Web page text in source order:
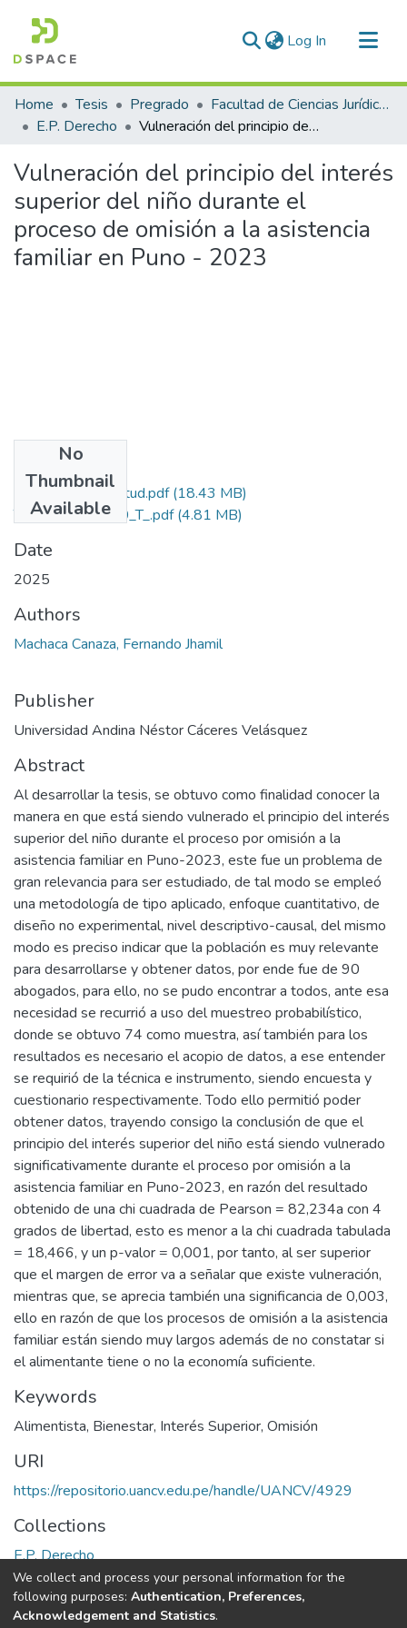
Log In (current)
Communities & Collections
All of DSpace
Home Tesis Pregrado
Facultad de Ciencias Jurídicas y Políticas
E.P. Derecho
Vulneración del principio del interés superior del niño durante el proceso de omisión a la asistencia familiar en Puno - 2023
Vulneración del principio del interés
superior del niño durante el
proceso de omisión a la asistencia
familiar en Puno - 2023
No
Thumbnail
Available
Grado de Similitud.pdf(18.43 MB)
T036_73619880_T_.pdf(4.81 MB)
Date
2025
Authors
Machaca Canaza, Fernando Jhamil
Publisher
Universidad Andina Néstor Cáceres Velásquez
Abstract
Al desarrollar la tesis, se obtuvo como finalidad conocer la
manera en que está siendo vulnerado el principio del interés
superior del niño durante el proceso por omisión a la
asistencia familiar en Puno-2023, este fue un problema de
gran relevancia para ser estudiado, de tal modo se empleó
una metodología de tipo aplicado, enfoque cuantitativo, de
diseño no experimental, nivel descriptivo-causal, del mismo
modo es preciso indicar que la población es muy relevante
para desarrollarse y obtener datos, por ende fue de 90
abogados, para ello, no se pudo encontrar a todos, ante esa
necesidad se recurrió a uso del muestreo probabilístico,
donde se obtuvo 74 como muestra, así también para los
resultados es necesario el acopio de datos, a ese entender
se requirió de la técnica e instrumento, siendo encuesta y
cuestionario respectivamente. Todo ello permitió poder
obtener datos, trayendo consigo la conclusión de que el
principio del interés superior del niño está siendo vulnerado
significativamente durante el proceso por omisión a la
asistencia familiar en Puno-2023, en razón del resultado
obtenido de una chi cuadrada de Pearson = 82,234a con 4
grados de libertad, esto es menor a la chi cuadrada tabulada
= 18,466, y un p-valor = 0,001, por tanto, al ser superior
que el margen de error va a señalar que existe vulneración,
mientras que, se aprecia también una significancia de 0,003,
ello en razón de que los procesos de omisión a la asistencia
familiar están siendo muy largos además de no constatar si
el alimentante tiene o no la economía suficiente.
Keywords
Alimentista, Bienestar, Interés Superior, Omisión
URI
https://repositorio.uancv.edu.pe/handle/UANCV/4929
Collections
E.P. Derecho
Full item page
We collect and process your personal information for the
following purposes: Authentication, Preferences,
Acknowledgement and Statistics.